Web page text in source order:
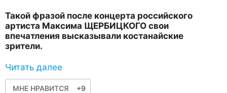
Такой фразой после концерта российского
артиста Максима ЩЕРБИЦКОГО свои
впечатления высказывали костанайские
зрители.
Читать далее
МНЕ НРАВИТСЯ +9